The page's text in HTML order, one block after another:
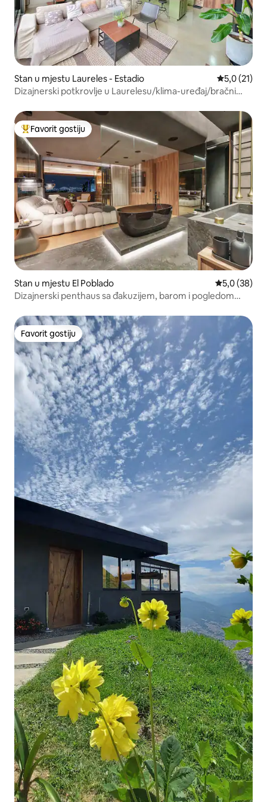
Stan u mjestu Laureles - Estadio prosječna
5,0 (21)
Dizajnerski potkrovlje u Laurelesu/klima-uređaj/bračni
Glavni favorit gostiju
Favorit gostiju
Stan u mjestu El Poblado prosječna
5,0 (38)
Dizajnerski penthaus sa đakuzijem, barom i pogledom
Favorit gostiju
Favorit gostiju